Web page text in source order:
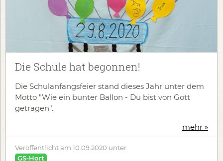
Die Schule hat begonnen!
Die Schulanfangsfeier stand dieses Jahr unter dem
Motto "Wie ein bunter Ballon - Du bist von Gott
getragen".
mehr »
Veröffentlicht am 10.09.2020 unter
GS-Hort